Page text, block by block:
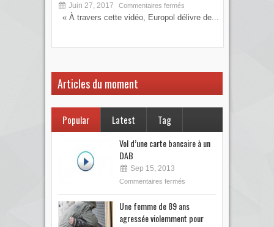
Juin 27, 2017 Commentaires fermés
« À travers cette vidéo, Europol délivre de...
Articles du moment
Popular Latest Tag
Vol d’une carte bancaire à un
DAB
Sep 15, 2013
Commentaires fermés
Une femme de 89 ans
agressée violemment pour